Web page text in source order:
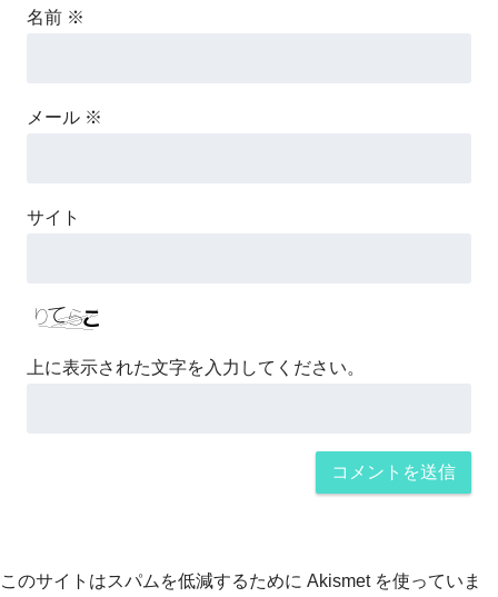
名前 ※
メール ※
サイト
上に表示された文字を入力してください。
このサイトはスパムを低減するために Akismet を使っていま